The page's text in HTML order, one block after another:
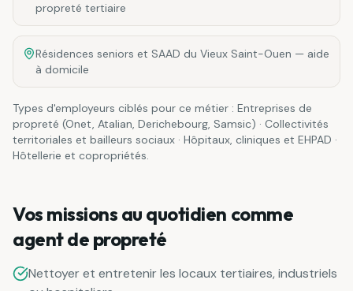
propreté tertiaire
Résidences seniors et SAAD du Vieux Saint-Ouen — aide
à domicile
Types d'employeurs ciblés pour ce métier : Entreprises de
propreté (Onet, Atalian, Derichebourg, Samsic) · Collectivités
territoriales et bailleurs sociaux · Hôpitaux, cliniques et EHPAD ·
Hôtellerie et copropriétés.
Vos missions au quotidien comme
agent de propreté
Nettoyer et entretenir les locaux tertiaires, industriels